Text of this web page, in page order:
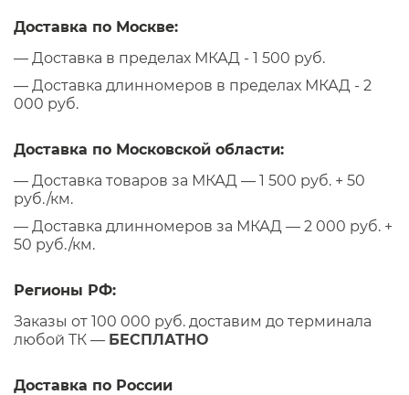
Доставка по Москве:
— Доставка в пределах МКАД - 1 500 руб.
— Доставка длинномеров в пределах МКАД - 2
000 руб.
Доставка по Московской области:
— Доставка товаров за МКАД — 1 500 руб. + 50
руб./км.
— Доставка длинномеров за МКАД — 2 000 руб. +
50 руб./км.
Регионы РФ:
Заказы от 100 000 руб. доставим до терминала
любой ТК — БЕСПЛАТНО
Доставка по России